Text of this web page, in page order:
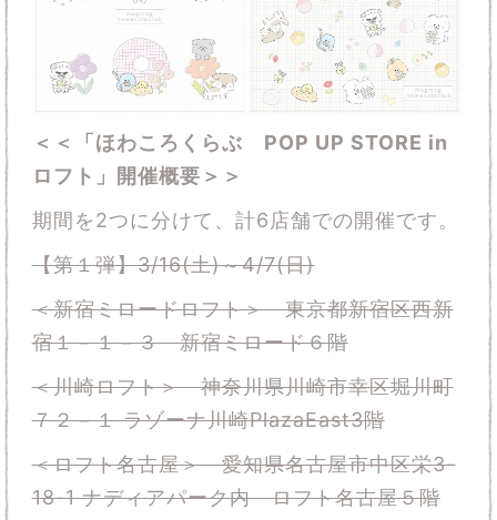
＜＜「ほわころくらぶ POP UP STORE in
ロフト」開催概要＞＞
期間を2つに分けて、計6店舗での開催です。
【第１弾】3/16(土)～4/7(日)
＜新宿ミロードロフト＞ 東京都新宿区西新
宿１－１－３ 新宿ミロード６階
＜川崎ロフト＞ 神奈川県川崎市幸区堀川町
７２－１ ラゾーナ川崎PlazaEast3階
＜ロフト名古屋＞ 愛知県名古屋市中区栄3-
18-1 ナディアパーク内 ロフト名古屋５階